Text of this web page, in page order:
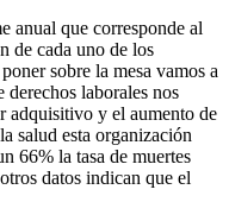
anual que corresponde al
de cada uno de los
sobre la mesa vamos a
derechos laborales nos
adquisitivo y el aumento de
salud esta organización
66% la tasa de muertes
datos indican que el